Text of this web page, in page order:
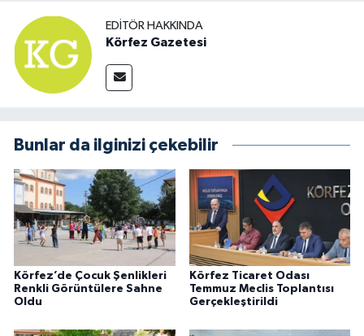
EDITÖR HAKKINDA
Körfez Gazetesi
Bunlar da ilginizi çekebilir
Körfez’de Çocuk Şenlikleri
Renkli Görüntülere Sahne
Oldu
Körfez Ticaret Odası
Temmuz Meclis Toplantısı
Gerçekleştirildi